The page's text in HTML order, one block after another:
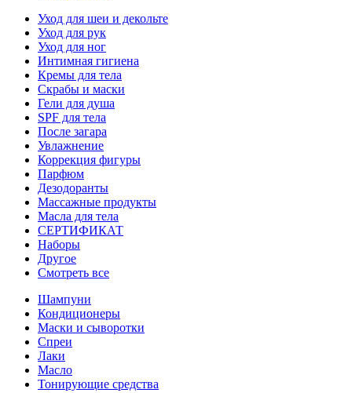
Уход для шеи и декольте
Уход для рук
Уход для ног
Интимная гигиена
Кремы для тела
Скрабы и маски
Гели для душа
SPF для тела
После загара
Увлажнение
Коррекция фигуры
Парфюм
Дезодоранты
Массажные продукты
Масла для тела
СЕРТИФИКАТ
Наборы
Другое
Смотреть все
Шампуни
Кондиционеры
Маски и сыворотки
Спреи
Лаки
Масло
Тонирующие средства